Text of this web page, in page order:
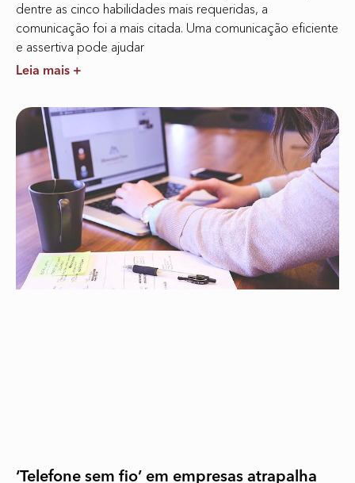
dentre as cinco habilidades mais requeridas, a
comunicação foi a mais citada. Uma comunicação eficiente
e assertiva pode ajudar
Leia mais +
‘Telefone sem fio’ em empresas atrapalha